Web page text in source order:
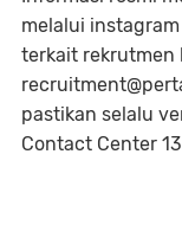
melalui
terkait rekrutmen
pastikan selalu
Contact Center